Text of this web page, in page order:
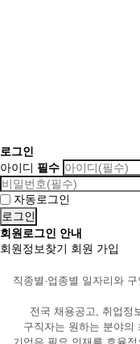
로그인
아이디 필수
자동로그인
회원로그인 안내
회원정보찾기 회원 가입
직종별·업종별 일자리와
전국 채용공고, 취업정
구직자는 원하는 분야의